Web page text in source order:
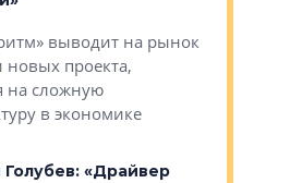
выводит на рынок
новых проекта,
на сложную
в экономике
Голубев: «Драйвер